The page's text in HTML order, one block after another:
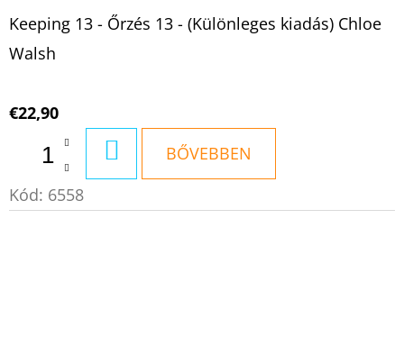
Keeping 13 - Őrzés 13 - (Különleges kiadás) Chloe
Walsh
€22,90
KOSÁRBABŐVEBBEN
Kód: 6558